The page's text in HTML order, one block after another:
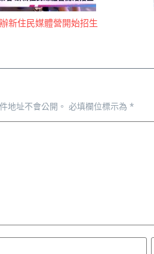
新住民媒體營開始招生
地址不會公開。 必填欄位標示為 *